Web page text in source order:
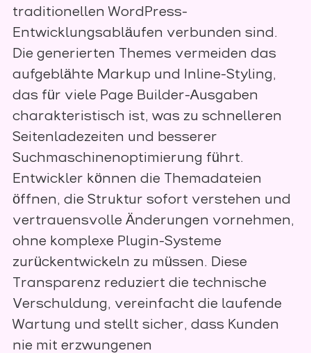
traditionellen WordPress-
Entwicklungsabläufen verbunden sind.
Die generierten Themes vermeiden das
aufgeblähte Markup und Inline-Styling,
das für viele Page Builder-Ausgaben
charakteristisch ist, was zu schnelleren
Seitenladezeiten und besserer
Suchmaschinenoptimierung führt.
Entwickler können die Themadateien
öffnen, die Struktur sofort verstehen und
vertrauensvolle Änderungen vornehmen,
ohne komplexe Plugin-Systeme
zurückentwickeln zu müssen. Diese
Transparenz reduziert die technische
Verschuldung, vereinfacht die laufende
Wartung und stellt sicher, dass Kunden
nie mit erzwungenen